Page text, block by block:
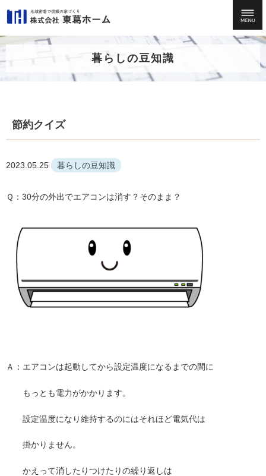
暮らしの豆知識
節約クイズ
2023.05.25 暮らしの豆知識
Ｑ：30分の外出でエアコンは消す？そのまま？
Ａ：エアコンは起動してから設定温度になるまでの間に
もっとも電力がかかります。
設定温度になり維持するのにはそれほど電気代は
掛かりません。
かえって消したりつけたりの繰り返しは